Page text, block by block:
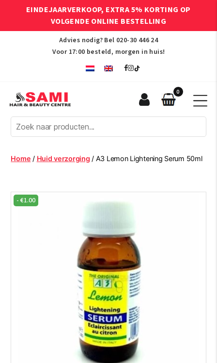
EINDEJAARVERKOOP, EXTRA 5% KORTING OP
VOLGENDE ONLINE BESTELLING
Advies nodig? Bel 020-30 446 24
Voor 17:00 besteld, morgen in huis!
Afro
Hair
Beauty
Centre
0
Home / Huid verzorging / A3 Lemon Lightening Serum 50ml
-€1.00